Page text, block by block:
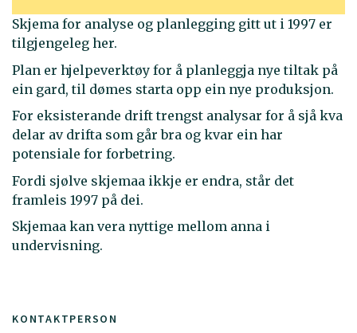
Skjema for analyse og planlegging gitt ut i 1997 er
tilgjengeleg her.
Plan er hjelpeverktøy for å planleggja nye tiltak på
ein gard, til dømes starta opp ein nye produksjon.
For eksisterande drift trengst analysar for å sjå kva
delar av drifta som går bra og kvar ein har
potensiale for forbetring.
Fordi sjølve skjemaa ikkje er endra, står det
framleis 1997 på dei.
Skjemaa kan vera nyttige mellom anna i
undervisning.
KONTAKTPERSON